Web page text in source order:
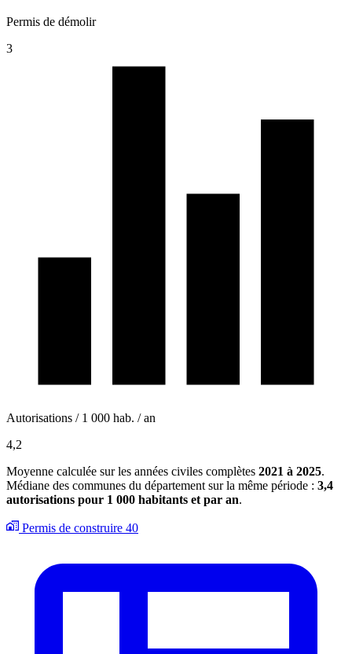
Permis de démolir
3
Autorisations / 1 000 hab. / an
4,2
Moyenne calculée sur les années civiles complètes 2021 à 2025.
Médiane des communes du département sur la même période : 3,4
autorisations pour 1 000 habitants et par an.
Permis de construire 40